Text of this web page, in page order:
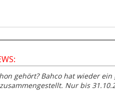
gehört? Bahco hat wieder ein
Nur bis